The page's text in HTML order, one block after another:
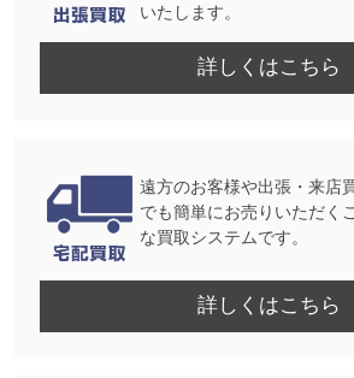
いたします。
詳しくはこちら
遠方のお客様や出張・来店
でも簡単にお売りいただく
な買取システムです。
詳しくはこちら